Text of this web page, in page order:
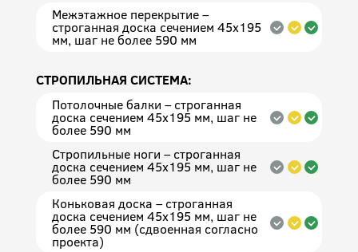
Межэтажное перекрытие –
строганная доска сечением 45х195
мм, шаг не более 590 мм
СТРОПИЛЬНАЯ СИСТЕМА:
Потолочные балки – строганная
доска сечением 45х195 мм, шаг не
более 590 мм
Стропильные ноги – строганная
доска сечением 45х195 мм, шаг не
более 590 мм
Коньковая доска – строганная
доска сечением 45х195 мм, шаг не
более 590 мм (сдвоенная согласно
проекта)